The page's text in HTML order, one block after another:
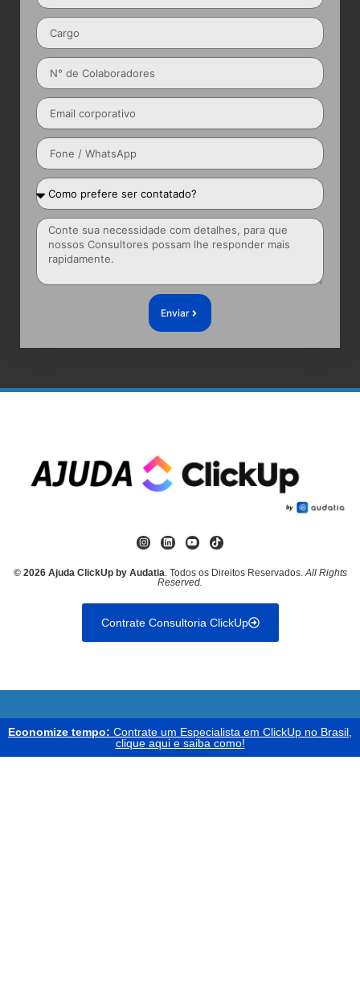
Enviar
© 2026 Ajuda ClickUp by Audatia. Todos os Direitos Reservados.All Rights
Reserved.
Contrate Consultoria ClickUp
Economize tempo: Contrate um Especialista em ClickUp no Brasil,
clique aqui e saiba como!